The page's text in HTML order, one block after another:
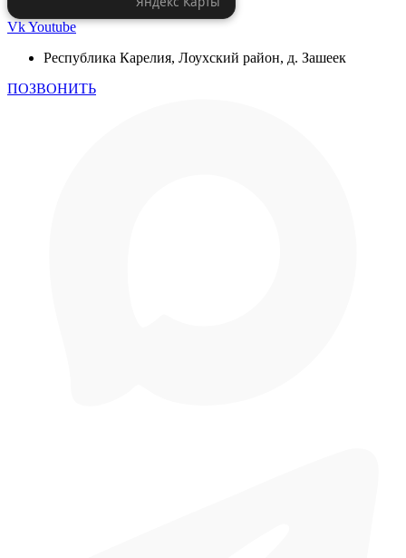
VkYoutube
Республика Карелия, Лоухский район, д. Зашеек
ПОЗВОНИТЬ